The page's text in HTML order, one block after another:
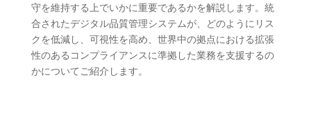
守を維持する上でいかに重要であるかを解説します。統
合されたデジタル品質管理システムが、どのようにリス
クを低減し、可視性を高め、世界中の拠点における拡張
性のあるコンプライアンスに準拠した業務を支援するの
かについてご紹介します。